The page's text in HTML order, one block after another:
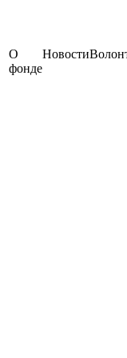
О
фонде
Новости